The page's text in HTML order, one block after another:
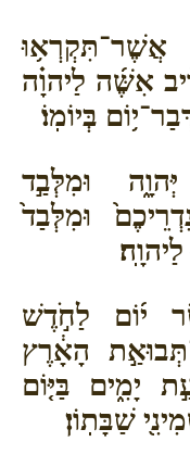
אֲשֶׁר־תִּקְרְא֥וּ
אִשֶּׁ֜ה לַיהוָ֗ה
בְּיוֹמֽוֹ׃
וּמִלְּבַ֣ד
וּמִלְּבַד֙
י֜וֹם לַחֹ֣דֶשׁ
הָאָ֔רֶץ
יָמִ֑ים בַּיּ֤וֹם
שַׁבָּתֽוֹן׃